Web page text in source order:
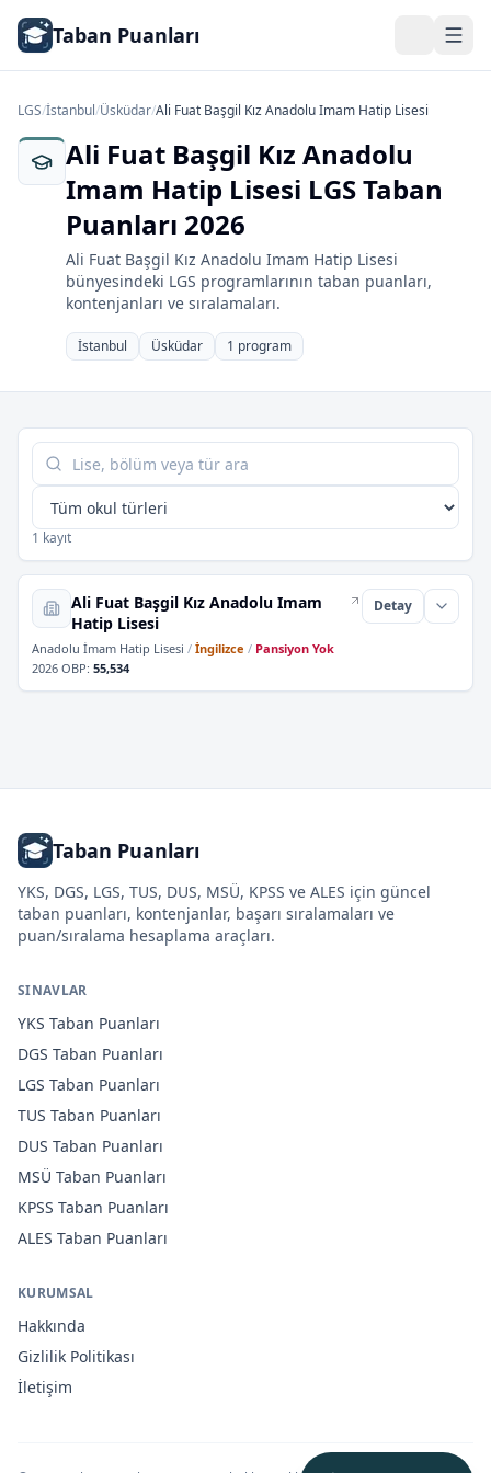
Taban Puanları
LGS/İstanbul/Üsküdar/Ali Fuat Başgil Kız Anadolu Imam Hatip Lisesi
Ali Fuat Başgil Kız Anadolu
Imam Hatip Lisesi LGS Taban
Puanları 2026
Ali Fuat Başgil Kız Anadolu Imam Hatip Lisesi
bünyesindeki LGS programlarının taban puanları,
kontenjanları ve sıralamaları.
İstanbul Üsküdar 1 program
Tabloda ara
1 kayıt
Ali Fuat Başgil Kız Anadolu Imam
Hatip Lisesi
Detay
Anadolu İmam Hatip Lisesi / İngilizce / Pansiyon Yok
2026 OBP: 55,534
Taban Puanları
YKS, DGS, LGS, TUS, DUS, MSÜ, KPSS ve ALES için güncel
taban puanları, kontenjanlar, başarı sıralamaları ve
puan/sıralama hesaplama araçları.
SINAVLAR
YKS Taban Puanları
DGS Taban Puanları
LGS Taban Puanları
TUS Taban Puanları
DUS Taban Puanları
MSÜ Taban Puanları
KPSS Taban Puanları
ALES Taban Puanları
KURUMSAL
Hakkında
Gizlilik Politikası
İletişim